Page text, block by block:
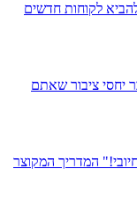
לקוחות חדשים
ניהול משבר יחסי ציבור שאתם
12 – ולא בקטע חיובי!" המדריך המקוצר